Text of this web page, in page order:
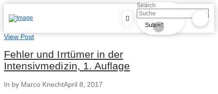
Search
Submit
Clear
View Post
Fehler und Irrtümer in der
Intensivmedizin, 1. Auflage
In by Marco KnechtApril 8, 2017